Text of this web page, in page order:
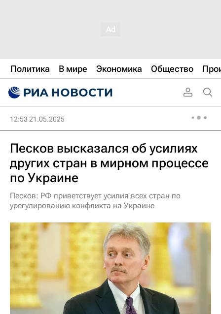
Политика В мире Экономика Общество
12:53 21.05.2025
Песков высказался об усилиях
других стран в мирном процессе
по Украине
Песков: РФ приветствует усилия всех стран по
урегулированию конфликта на Украине